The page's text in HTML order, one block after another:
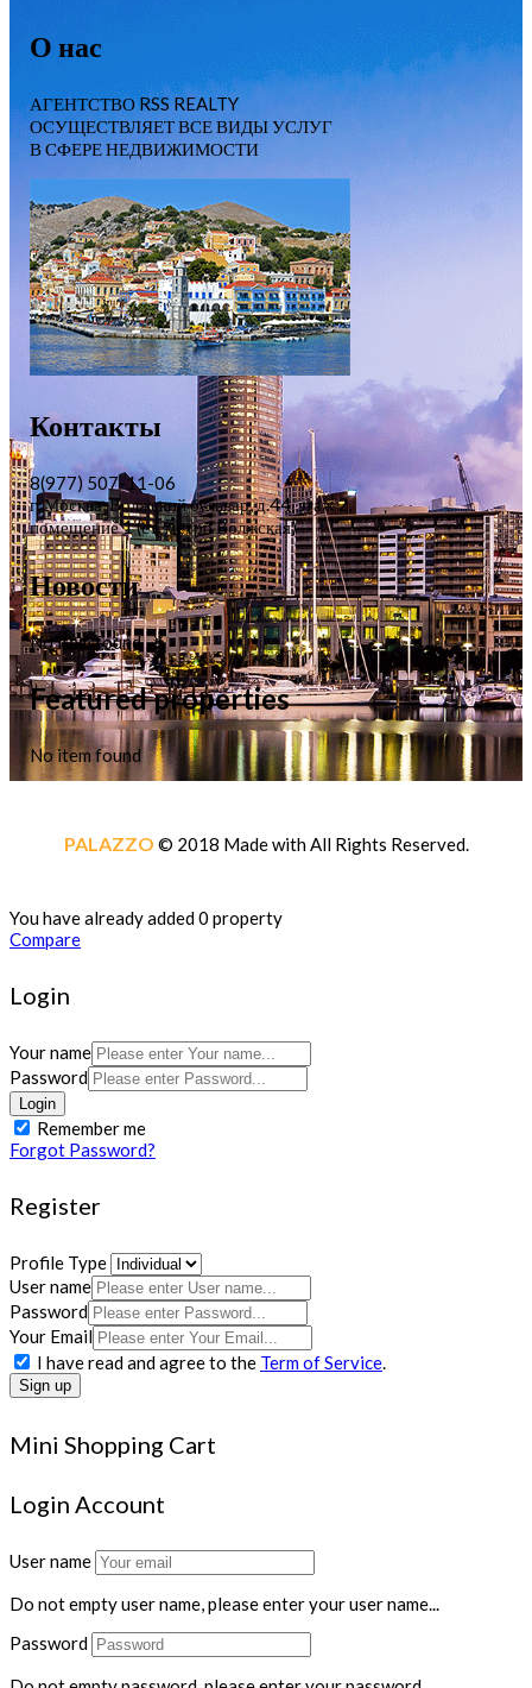
О нас
АГЕНТСТВО RSS REALTY
ОСУЩЕСТВЛЯЕТ ВСЕ ВИДЫ УСЛУГ
В СФЕРЕ НЕДВИЖИМОСТИ
Контакты
8(977) 507-11-06
г. Москва, Волжский бульвар, д.44, этаж 2,
помещение 1 (ст. метро Волжская)
Новости
No item found
Featured properties
No item found
PALAZZO © 2018 Made withAll Rights Reserved.
You have already added 0 property
Compare
Login
Your name
Password
Login
Remember me
Forgot Password?
Register
Profile Type
User name
Password
Your Email
I have read and agree to the Term of Service.
Sign up
Mini Shopping Cart
Login Account
User name
Do not empty user name, please enter your user name...
Password